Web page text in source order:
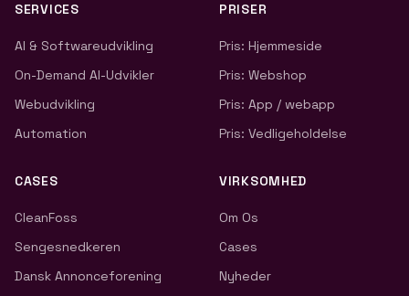
SERVICES
AI & Softwareudvikling
On-Demand AI-Udvikler
Webudvikling
Automation
PRISER
Pris: Hjemmeside
Pris: Webshop
Pris: App / webapp
Pris: Vedligeholdelse
CASES
CleanFoss
Sengesnedkeren
Dansk Annonceforening
VIRKSOMHED
Om Os
Cases
Nyheder